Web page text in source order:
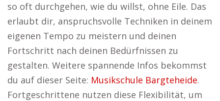
so oft durchgehen, wie du willst, ohne Eile. Das
erlaubt dir, anspruchsvolle Techniken in deinem
eigenen Tempo zu meistern und deinen
Fortschritt nach deinen Bedürfnissen zu
gestalten. Weitere spannende Infos bekommst
du auf dieser Seite: Musikschule Bargteheide.
Fortgeschrittene nutzen diese Flexibilität, um